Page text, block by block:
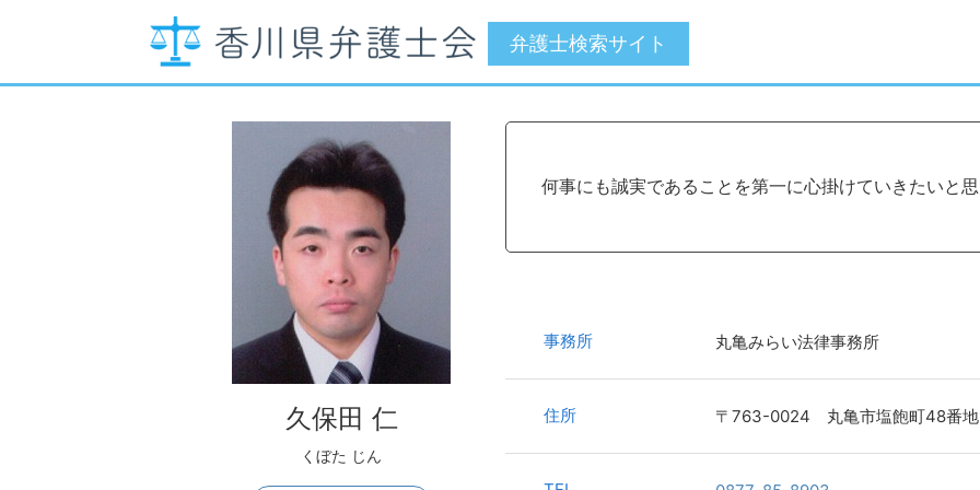
弁護士検索サイト
久保田 仁
くぼた じん
何事にも誠実であることを第一に心掛けていきたいと
事務所 丸亀みらい法律事務所
住所 〒763-0024 丸亀市塩飽町48番地